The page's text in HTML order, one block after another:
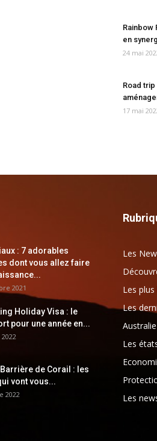
Rainbow
en
24 mai
Road
17 mai
: 7 adorables
dont vous allez faire
2021
Holiday Visa : le
pour une année en...
de Corail : les
vont vous...
2022
Les
Les
Les
Les
Les